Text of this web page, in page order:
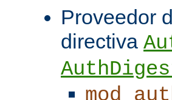
Proveedor
directiva